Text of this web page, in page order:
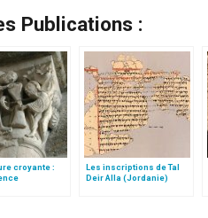
Publications :
croyante :
Les inscriptions de Tal
Deir Alla (Jordanie)